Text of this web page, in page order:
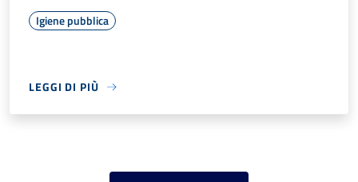
Igiene pubblica
LEGGI DI PIÙ